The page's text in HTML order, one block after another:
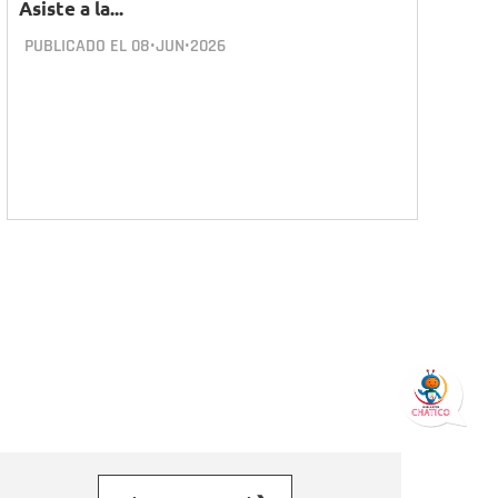
Asiste a la...
PUBLICADO EL 08•JUN•2026